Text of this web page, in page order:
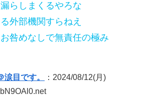
らしまくるやろな
外部機関すらねえ
咎めなしで無責任の極み
涙目です。
：2024/08/12(月)